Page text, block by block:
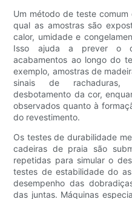
Um método de teste
qual as amostras são
calor, umidade e
Isso ajuda a prever o
acabamentos ao longo do
exemplo, amostras de
sinais de rachaduras,
desbotamento da cor,
observados quanto à
do revestimento.
Os testes de durabilidade
cadeiras de praia são
repetidas para simular o
testes de estabilidade do
desempenho das
das juntas. Máquinas